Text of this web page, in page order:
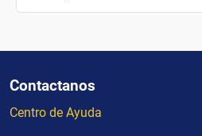
Contactanos
Centro de Ayuda